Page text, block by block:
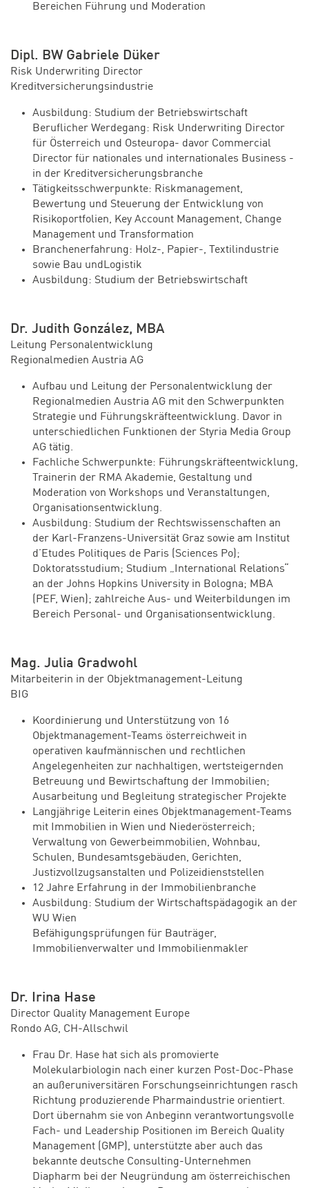
Bereichen Führung und Moderation
Dipl. BW Gabriele Düker
Risk Underwriting Director
Kreditversicherungsindustrie
Ausbildung: Studium der Betriebswirtschaft
Beruflicher Werdegang: Risk Underwriting Director
für Österreich und Osteuropa- davor Commercial
Director für nationales und internationales Business -
in der Kreditversicherungsbranche
Tätigkeitsschwerpunkte: Riskmanagement,
Bewertung und Steuerung der Entwicklung von
Risikoportfolien, Key Account Management, Change
Management und Transformation
Branchenerfahrung: Holz-, Papier-, Textilindustrie
sowie Bau undLogistik
Ausbildung: Studium der Betriebswirtschaft
Dr. Judith González, MBA
Leitung Personalentwicklung
Regionalmedien Austria AG
Aufbau und Leitung der Personalentwicklung der
Regionalmedien Austria AG mit den Schwerpunkten
Strategie und Führungskräfteentwicklung. Davor in
unterschiedlichen Funktionen der Styria Media Group
AG tätig.
Fachliche Schwerpunkte: Führungskräfteentwicklung,
Trainerin der RMA Akademie, Gestaltung und
Moderation von Workshops und Veranstaltungen,
Organisationsentwicklung.
Ausbildung: Studium der Rechtswissenschaften an
der Karl-Franzens-Universität Graz sowie am Institut
d’Etudes Politiques de Paris (Sciences Po);
Doktoratsstudium; Studium „International Relations“
an der Johns Hopkins University in Bologna; MBA
(PEF, Wien); zahlreiche Aus- und Weiterbildungen im
Bereich Personal- und Organisationsentwicklung.
Mag. Julia Gradwohl
Mitarbeiterin in der Objektmanagement-Leitung
BIG
Koordinierung und Unterstützung von 16
Objektmanagement-Teams österreichweit in
operativen kaufmännischen und rechtlichen
Angelegenheiten zur nachhaltigen, wertsteigernden
Betreuung und Bewirtschaftung der Immobilien;
Ausarbeitung und Begleitung strategischer Projekte
Langjährige Leiterin eines Objektmanagement-Teams
mit Immobilien in Wien und Niederösterreich;
Verwaltung von Gewerbeimmobilien, Wohnbau,
Schulen, Bundesamtsgebäuden, Gerichten,
Justizvollzugsanstalten und Polizeidienststellen
12 Jahre Erfahrung in der Immobilienbranche
Ausbildung: Studium der Wirtschaftspädagogik an der
WU Wien
Befähigungsprüfungen für Bauträger,
Immobilienverwalter und Immobilienmakler
Dr. Irina Hase
Director Quality Management Europe
Rondo AG, CH-Allschwil
Frau Dr. Hase hat sich als promovierte
Molekularbiologin nach einer kurzen Post-Doc-Phase
an außeruniversitären Forschungseinrichtungen rasch
Richtung produzierende Pharmaindustrie orientiert.
Dort übernahm sie von Anbeginn verantwortungsvolle
Fach- und Leadership Positionen im Bereich Quality
Management (GMP), unterstützte aber auch das
bekannte deutsche Consulting-Unternehmen
Diapharm bei der Neugründung am österreichischen